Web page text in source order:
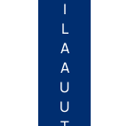
I
L
A
A
U
U